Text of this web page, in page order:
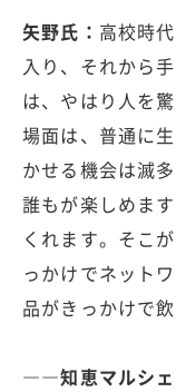
矢野氏： 高校時
入り、それから
は、やはり人を
場面は、普通に
かせる機会は滅
誰もが楽しめま
くれます。そこ
っかけでネット
品がきっかけで
――知恵マルシェ